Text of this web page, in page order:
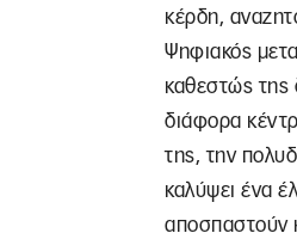
κέρδη,
Ψηφιακός
καθεστώς της
διάφορα
της, την
καλύψει ένα
αποσπαστούν